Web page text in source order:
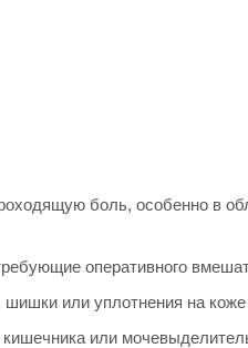
боль, особенно в
оперативного
или уплотнения на коже
или